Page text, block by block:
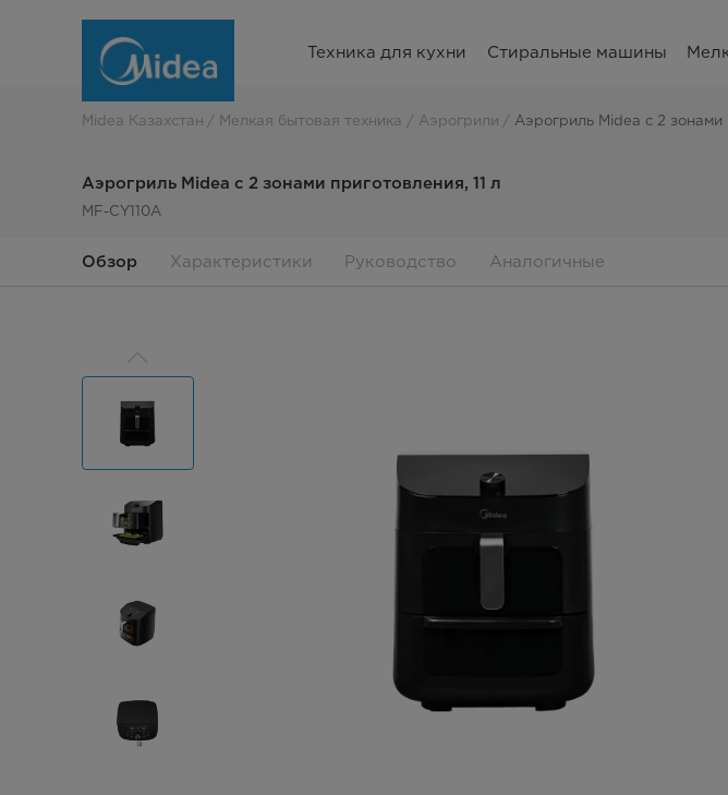
Аэрогриль
зонами
Техника для кухни Стиральные машины
Midea Казахстан Мелкая бытовая техника Аэрогрили Аэрогриль Midea с 2 зонами
Аэрогриль Midea с 2 зонами приготовления, 11 л
MF-CY110A
Обзор Характеристики Руководство Аналогичные